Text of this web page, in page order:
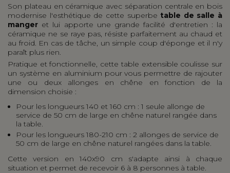
Son plateau en céramique avec séparation centrale en bois
modernise l'esthétique de cette superbe table de salle à
manger et lui apporte une grande facilité d'entretien : la
céramique ne se raye pas, résiste parfaitement au chaud et
au froid. En cas de tâche, un simple coup d'éponge et il n'y
paraît plus rien.
Pratique et fonctionnelle, cette table extensible coulisse sur
un système en aluminium pour vous permettre de rajouter
une ou deux allonges en chêne en fonction de la
dimension choisie :
Pour les longueurs 140 et 160 cm : 1 seule allonge de
service de 50 cm de large en chêne naturel rangée dans
la table.
Pour les longueurs 180-210 cm : 2 allonges de service de
50 cm de large en chêne naturel rangées dans la table.
Cette version en 140x90 cm s'adapte ainsi à chaque
situation et permet de recevoir 6 à 8 personnes à table.